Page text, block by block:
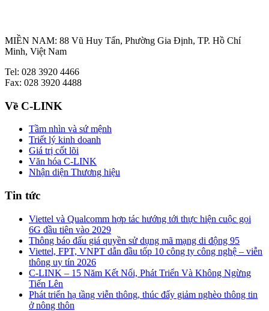
MIỀN NAM: 88 Vũ Huy Tấn, Phường Gia Định, TP. Hồ Chí
Minh, Việt Nam
Tel: 028 3920 4466
Fax: 028 3920 4488
Về C-LINK
Tầm nhìn và sứ mệnh
Triết lý kinh doanh
Giá trị cốt lõi
Văn hóa C-LINK
Nhận diện Thương hiệu
Tin tức
Viettel và Qualcomm hợp tác hướng tới thực hiện cuộc gọi
6G đầu tiên vào 2029
Thông báo đấu giá quyền sử dụng mã mạng di động 95
Viettel, FPT, VNPT dẫn đầu tốp 10 công ty công nghệ – viễn
thông uy tín 2026
C-LINK – 15 Năm Kết Nối, Phát Triển Và Không Ngừng
Tiến Lên
Phát triển hạ tầng viễn thông, thúc đẩy giảm nghèo thông tin
ở nông thôn